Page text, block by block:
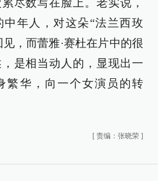
尽数写在脸上。老实说，
年人，对这朵“法兰西玫
，而蕾雅·赛杜在片中的很
是相当动人的，显现出一
繁华，向一个女演员的转
[ 责编：张晓荣 ]